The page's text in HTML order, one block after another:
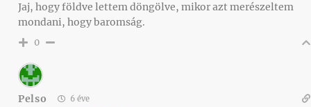
Jaj, hogy földve lettem döngölve, mikor azt merészeltem
mondani, hogy baromság.
0
Pelso 6 éve